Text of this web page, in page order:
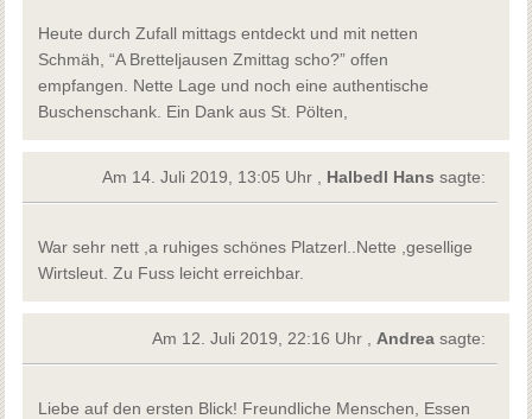
Heute durch Zufall mittags entdeckt und mit netten
Schmäh, “A Bretteljausen Zmittag scho?” offen
empfangen. Nette Lage und noch eine authentische
Buschenschank. Ein Dank aus St. Pölten,
Am 14. Juli 2019, 13:05 Uhr , Halbedl Hans sagte:
War sehr nett ,a ruhiges schönes Platzerl..Nette ,gesellige
Wirtsleut. Zu Fuss leicht erreichbar.
Am 12. Juli 2019, 22:16 Uhr , Andreasagte:
Liebe auf den ersten Blick! Freundliche Menschen, Essen